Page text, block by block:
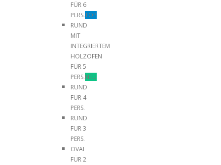
FÜR 6
PERS.TOP
RUND
MIT
INTEGRIERTEM
HOLZOFEN
FÜR 5
PERS.NEU
RUND
FÜR 4
PERS.
RUND
FÜR 3
PERS.
OVAL
FÜR 2